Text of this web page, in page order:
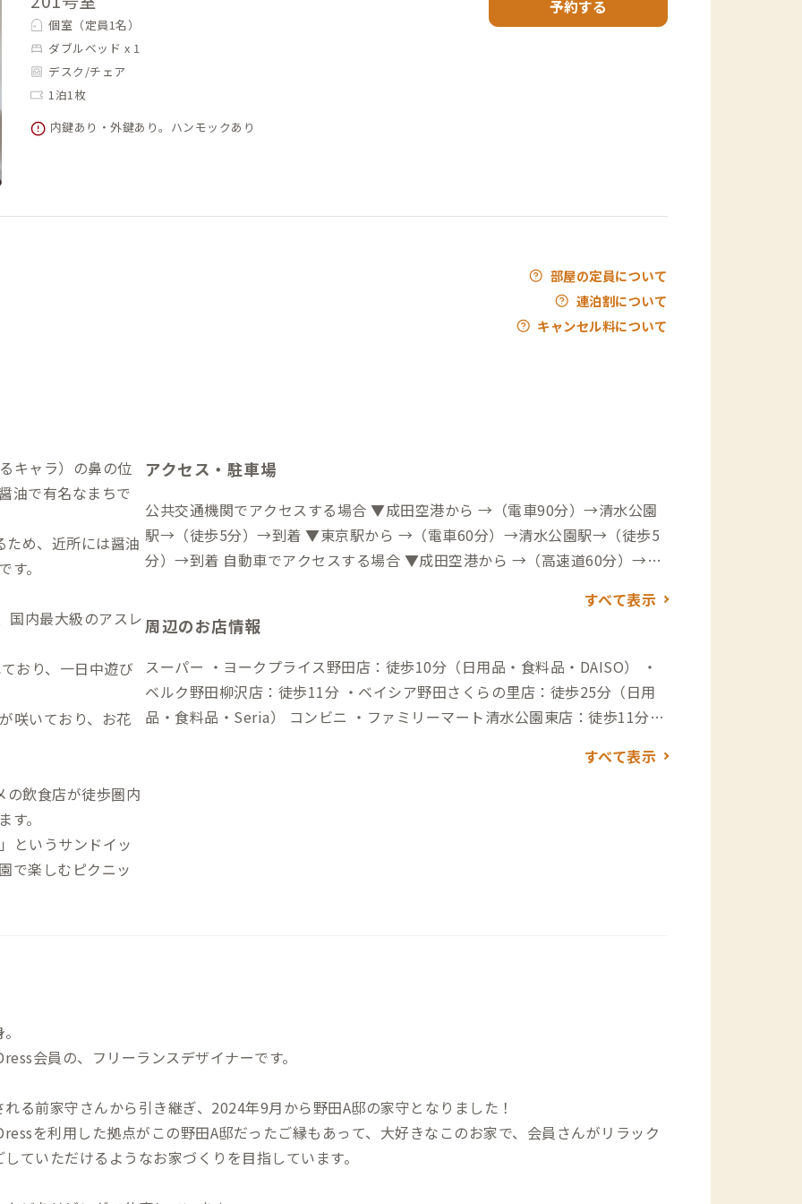
個室（定員1名）
ダブルベッド x 1
デスク/チェア
1泊1枚
内鍵あり・外鍵あり。ハンモックあり
予約する
部屋の定員について
連泊割について
キャンセル料について
キャラ）の鼻の位
油で有名なまちで
め、近所には醤油
。
国内最大級のアスレ
おり、一日中遊び
咲いており、お花
の飲食店が徒歩圏内
。
というサンドイッ
で楽しむピクニッ
アクセス・駐車場
公共交通機関でアクセスする場合 ▼成田空港から →（電車90分）→清水公園
駅→（徒歩5分）→到着 ▼東京駅から →（電車60分）→清水公園駅→（徒歩5
分）→到着 自動車でアクセスする場合 ▼成田空港から →（高速道60分）→柏I
すべて表示
周辺のお店情報
スーパー ・ヨークプライス野田店：徒歩10分（日用品・食料品・DAISO） ・
ベルク野田柳沢店：徒歩11分 ・ベイシア野田さくらの里店：徒歩25分（日用
品・食料品・Seria） コンビニ ・ファミリーマート清水公園東店：徒歩11分
分（季節の食材を使ったおしゃれなサンドイッチ屋） ・カレー屋駒ちゃん：徒
すべて表示
会員の、フリーランスデザイナーです。
る前家守さんから引き継ぎ、2024年9月から野田A邸の家守となりました！
を利用した拠点がこの野田A邸だったご縁もあって、大好きなこのお家で、会員さんがリラック
ていただけるようなお家づくりを目指しています。